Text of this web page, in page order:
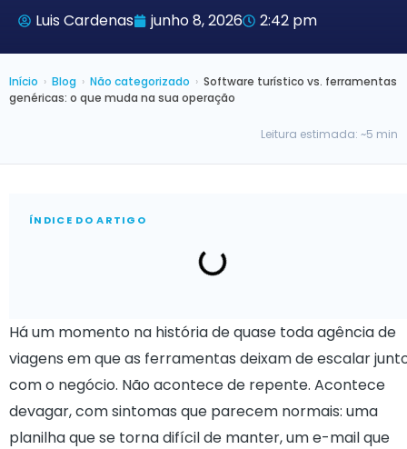
Luis Cardenas junho 8, 2026 2:42 pm
Início › Blog › Não categorizado › Software turístico vs. ferramentas
genéricas: o que muda na sua operação
Leitura estimada: ~5 min
ÍNDICE DO ARTIGO
Há um momento na história de quase toda agência de
viagens em que as ferramentas deixam de escalar
com o negócio. Não acontece de repente. Acontece
devagar, com sintomas que parecem normais: uma
planilha que se torna difícil de manter, um e-mail que